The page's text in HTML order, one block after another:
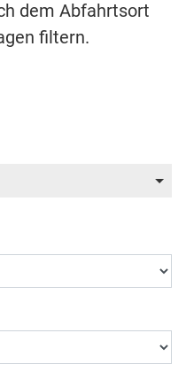
dem Abfahrtsort
filtern.